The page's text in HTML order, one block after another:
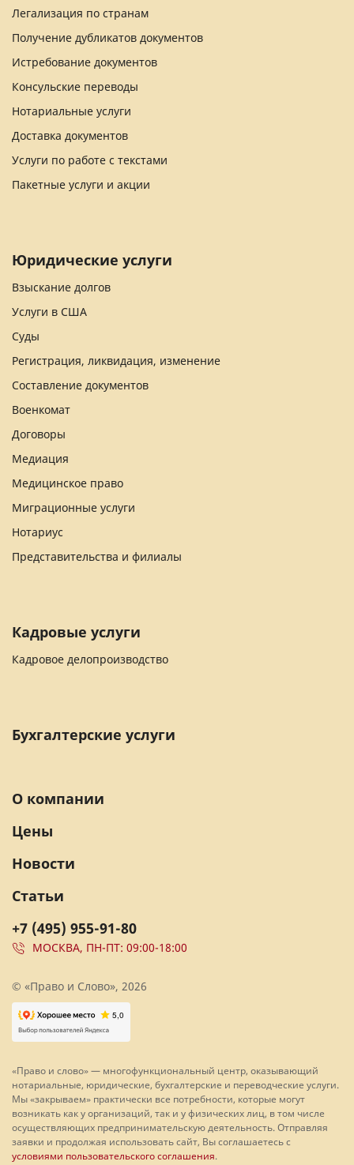
Легализация по странам
Получение дубликатов документов
Истребование документов
Консульские переводы
Нотариальные услуги
Доставка документов
Услуги по работе с текстами
Пакетные услуги и акции
Юридические услуги
Взыскание долгов
Услуги в США
Суды
Регистрация, ликвидация, изменение
Составление документов
Военкомат
Договоры
Медиация
Медицинское право
Миграционные услуги
Нотариус
Представительства и филиалы
Кадровые услуги
Кадровое делопроизводство
Бухгалтерские услуги
+7 (495) 955-91-80
МОСКВА, ПН-ПТ: 09:00-18:00
О компании
Цены
Новости
Статьи
© «Право и Слово», 2026
«Право и слово» — многофункциональный центр, оказывающий
нотариальные, юридические, бухгалтерские и переводческие услуги.
Мы «закрываем» практически все потребности, которые могут
возникать как у организаций, так и у физических лиц, в том числе
осуществляющих предпринимательскую деятельность. Отправляя
заявки и продолжая использовать сайт, Вы соглашаетесь с
условиями пользовательского соглашения.